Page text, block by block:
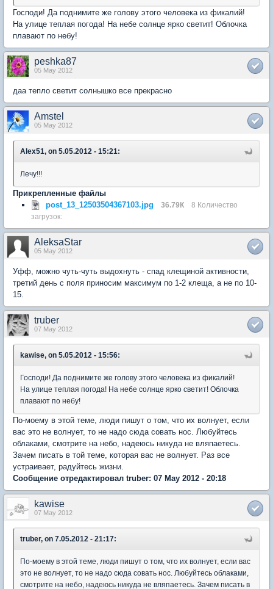
Господи! Да поднимите же голову этого человека из фикалий!
На улице теплая погода! На небе солнце ярко светит! Облочка
плавают по небу!
peshka87
05 May 2012
даа тепло светит солнышко все прекрасно
Amstel
05 May 2012
Alex51, on 5.05.2012 - 15:21:
Лечу!!!
Прикрепленные файлы
post_13_12503504367103.jpg
36.79К
8 Количество
загрузок:
AleksaStar
05 May 2012
Уфф, можно чуть-чуть выдохнуть - спад клещиной активности,
третий день с поля приносим максимум по 1-2 клеща, а не по 10-
15.
truber
07 May 2012
kawise, on 5.05.2012 - 15:56:
Господи! Да поднимите же голову этого человека из фикалий!
На улице теплая погода! На небе солнце ярко светит! Облочка
плавают по небу!
По-моему в этой теме, люди пишут о том, что их волнует, если
вас это не волнует, то не надо сюда совать нос. Любуйтесь
облаками, смотрите на небо, надеюсь никуда не вляпаетесь.
Зачем писать в той теме, которая вас не волнует. Раз все
устраивает, радуйтесь жизни.
Сообщение отредактировал truber: 07 May 2012 - 20:18
kawise
07 May 2012
truber, on 7.05.2012 - 21:17:
По-моему в этой теме, люди пишут о том, что их волнует, если вас
это не волнует, то не надо сюда совать нос. Любуйтесь облаками,
смотрите на небо, надеюсь никуда не вляпаетесь. Зачем писать в